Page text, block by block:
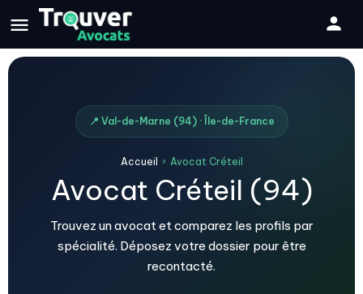
📍 Val-de-Marne (94) · Île-de-France
Accueil › Avocat Créteil
Avocat Créteil (94)
Trouvez un avocat et comparez les profils par
spécialité. Déposez votre dossier pour être
recontacté.